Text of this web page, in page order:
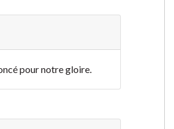
pour notre gloire.